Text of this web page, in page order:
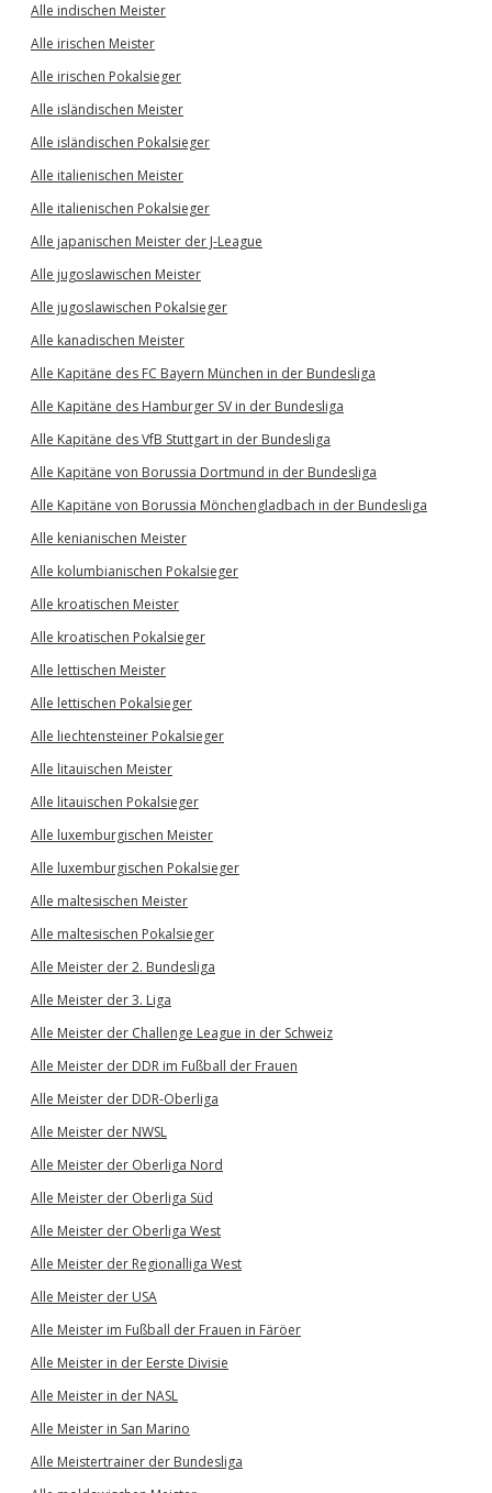
Alle indischen Meister
Alle irischen Meister
Alle irischen Pokalsieger
Alle isländischen Meister
Alle isländischen Pokalsieger
Alle italienischen Meister
Alle italienischen Pokalsieger
Alle japanischen Meister der J-League
Alle jugoslawischen Meister
Alle jugoslawischen Pokalsieger
Alle kanadischen Meister
Alle Kapitäne des FC Bayern München in der Bundesliga
Alle Kapitäne des Hamburger SV in der Bundesliga
Alle Kapitäne des VfB Stuttgart in der Bundesliga
Alle Kapitäne von Borussia Dortmund in der Bundesliga
Alle Kapitäne von Borussia Mönchengladbach in der Bundesliga
Alle kenianischen Meister
Alle kolumbianischen Pokalsieger
Alle kroatischen Meister
Alle kroatischen Pokalsieger
Alle lettischen Meister
Alle lettischen Pokalsieger
Alle liechtensteiner Pokalsieger
Alle litauischen Meister
Alle litauischen Pokalsieger
Alle luxemburgischen Meister
Alle luxemburgischen Pokalsieger
Alle maltesischen Meister
Alle maltesischen Pokalsieger
Alle Meister der 2. Bundesliga
Alle Meister der 3. Liga
Alle Meister der Challenge League in der Schweiz
Alle Meister der DDR im Fußball der Frauen
Alle Meister der DDR-Oberliga
Alle Meister der NWSL
Alle Meister der Oberliga Nord
Alle Meister der Oberliga Süd
Alle Meister der Oberliga West
Alle Meister der Regionalliga West
Alle Meister der USA
Alle Meister im Fußball der Frauen in Färöer
Alle Meister in der Eerste Divisie
Alle Meister in der NASL
Alle Meister in San Marino
Alle Meistertrainer der Bundesliga